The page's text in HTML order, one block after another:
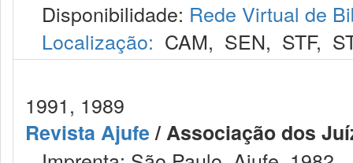
Disponibilidade: Rede Virtual de
Localização: CAM, SEN, STF,
1991, 1989
Revista Ajufe/ Associação dos